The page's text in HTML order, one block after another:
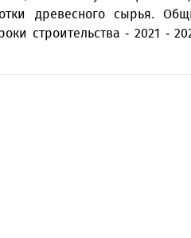
древесного сырья.
строительства - 2021 -